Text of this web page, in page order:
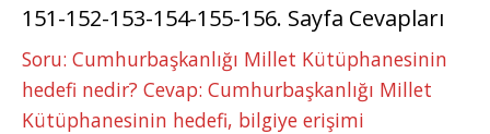
151-152-153-154-155-156. Sayfa Cevapları
Soru: Cumhurbaşkanlığı Millet Kütüphanesinin
hedefi nedir? Cevap: Cumhurbaşkanlığı Millet
Kütüphanesinin hedefi, bilgiye erişimi